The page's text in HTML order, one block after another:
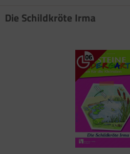
Die Schildkröte Irma